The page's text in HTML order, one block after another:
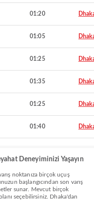
01:20
01:05
01:25
01:35
01:25
01:40
Deneyiminizi Yaşayın
noktanıza birçok uçuş
başlangıcından son varış
sunar. Mevcut birçok
seçebilirsiniz. Dhaka'dan